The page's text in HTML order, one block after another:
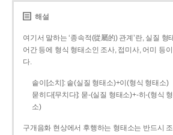
해설
여기서 말하는 ‘종속적(從屬的) 관계’란, 실질 형
어간 등에 형식 형태소인 조사, 접미사, 어미 등
다.
솥이[소치]: 솥(실질 형태소)+이(형식 형태소)
묻히다[무치다]: 묻­-(실질 형태소)+­-히­-(형식
소)
구개음화 현상에서 후행하는 형태소는 반드시